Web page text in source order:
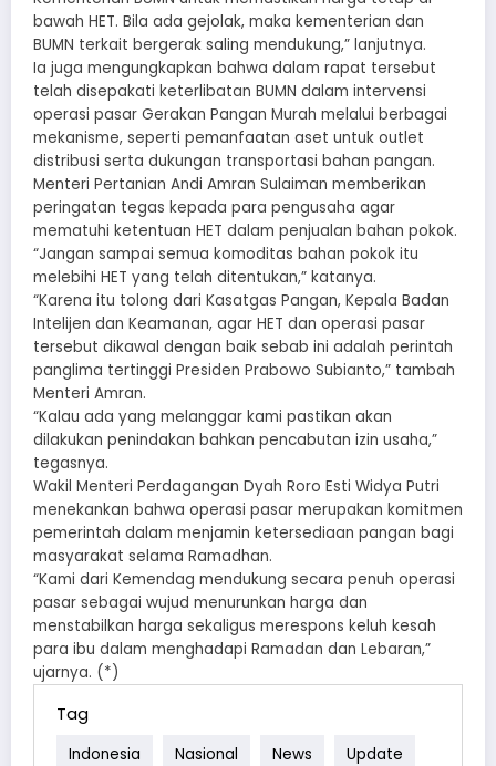
bawah HET. Bila ada gejolak, maka kementerian dan
BUMN terkait bergerak saling mendukung,” lanjutnya.
Ia juga mengungkapkan bahwa dalam rapat tersebut
telah disepakati keterlibatan BUMN dalam intervensi
operasi pasar Gerakan Pangan Murah melalui berbagai
mekanisme, seperti pemanfaatan aset untuk outlet
distribusi serta dukungan transportasi bahan pangan.
Menteri Pertanian Andi Amran Sulaiman memberikan
peringatan tegas kepada para pengusaha agar
mematuhi ketentuan HET dalam penjualan bahan pokok.
“Jangan sampai semua komoditas bahan pokok itu
melebihi HET yang telah ditentukan,” katanya.
“Karena itu tolong dari Kasatgas Pangan, Kepala Badan
Intelijen dan Keamanan, agar HET dan operasi pasar
tersebut dikawal dengan baik sebab ini adalah perintah
panglima tertinggi Presiden Prabowo Subianto,” tambah
Menteri Amran.
“Kalau ada yang melanggar kami pastikan akan
dilakukan penindakan bahkan pencabutan izin usaha,”
tegasnya.
Wakil Menteri Perdagangan Dyah Roro Esti Widya Putri
menekankan bahwa operasi pasar merupakan komitmen
pemerintah dalam menjamin ketersediaan pangan bagi
masyarakat selama Ramadhan.
“Kami dari Kemendag mendukung secara penuh operasi
pasar sebagai wujud menurunkan harga dan
menstabilkan harga sekaligus merespons keluh kesah
para ibu dalam menghadapi Ramadan dan Lebaran,”
ujarnya. (*)
Tag
Indonesia Nasional News Update